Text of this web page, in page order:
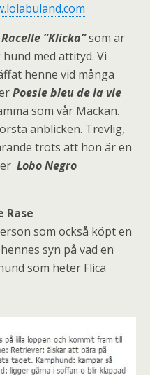
”Klicka”som är
med attityd. Vi
henne vid många
Poesie bleu de la vie
som vår Mackan.
anblicken. Trevlig,
trots att hon är en
Lobo Negro
Rase
som också köpt en
syn på vad en
som heter Flica